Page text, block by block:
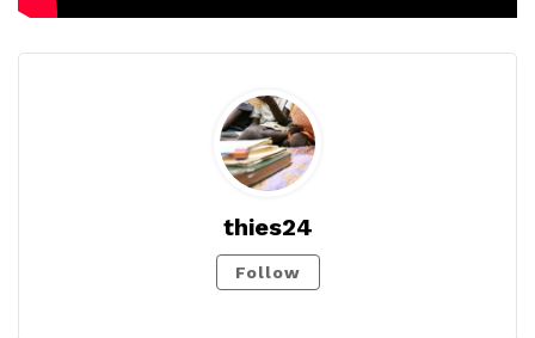
thies24
Follow